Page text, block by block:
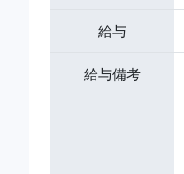
給与
給与備考